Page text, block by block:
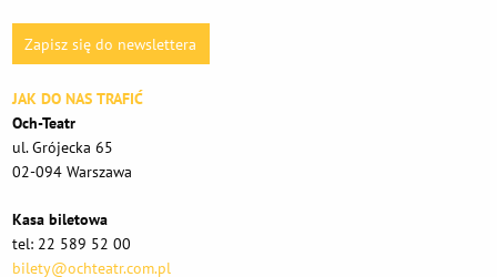
Zapisz się do newslettera
JAK DO NAS TRAFIĆ
Och-Teatr
ul. Grójecka 65
02-094 Warszawa
Kasa biletowa
tel: 22 589 52 00
bilety@ochteatr.com.pl